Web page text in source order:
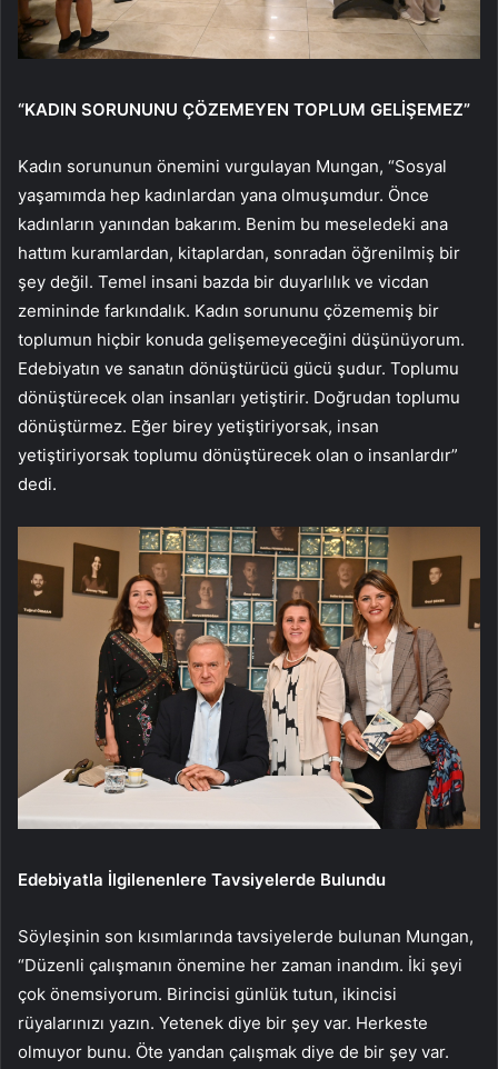
“KADIN SORUNUNU ÇÖZEMEYEN TOPLUM GELİŞEMEZ”
Kadın sorununun önemini vurgulayan Mungan, “Sosyal
yaşamımda hep kadınlardan yana olmuşumdur. Önce
kadınların yanından bakarım. Benim bu meseledeki ana
hattım kuramlardan, kitaplardan, sonradan öğrenilmiş bir
şey değil. Temel insani bazda bir duyarlılık ve vicdan
zemininde farkındalık. Kadın sorununu çözememiş bir
toplumun hiçbir konuda gelişemeyeceğini düşünüyorum.
Edebiyatın ve sanatın dönüştürücü gücü şudur. Toplumu
dönüştürecek olan insanları yetiştirir. Doğrudan toplumu
dönüştürmez. Eğer birey yetiştiriyorsak, insan
yetiştiriyorsak toplumu dönüştürecek olan o insanlardır”
dedi.
Edebiyatla İlgilenenlere Tavsiyelerde Bulundu
Söyleşinin son kısımlarında tavsiyelerde bulunan Mungan,
“Düzenli çalışmanın önemine her zaman inandım. İki şeyi
çok önemsiyorum. Birincisi günlük tutun, ikincisi
rüyalarınızı yazın. Yetenek diye bir şey var. Herkeste
olmuyor bunu. Öte yandan çalışmak diye de bir şey var.